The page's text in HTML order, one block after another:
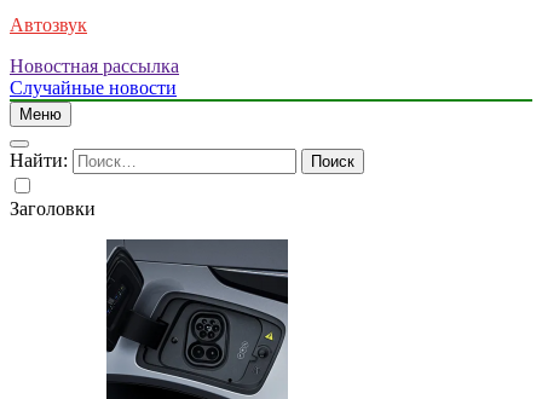
Автозвук
Новостная рассылка
Случайные новости
Меню
Найти:
Заголовки